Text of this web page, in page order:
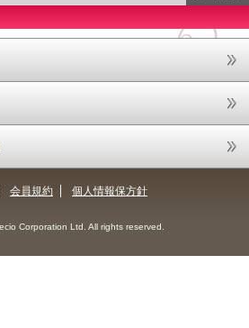
会員規約 個人情報保方針
Corporation Ltd. All rights reserved.